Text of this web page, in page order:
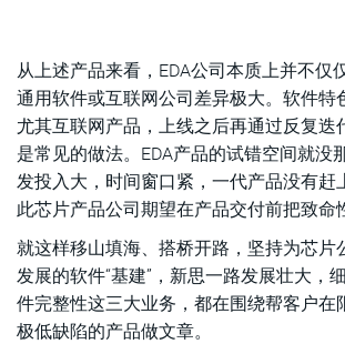
从上述产品来看，EDA公司本质上并不仅
通用软件或互联网公司差异极大。软件特
尤其互联网产品，上线之后再通过反复迭
是常见的做法。EDA产品的试错空间就没
发投入大，时间窗口紧，一代产品没有赶
此芯片产品公司期望在产品交付前把致命
就这样移山填海、搭桥开路，坚持为芯片
发展的软件“基建”，新思一路发展壮大，
件完整性这三大业务，都在围绕帮客户在
极低缺陷的产品做文章。